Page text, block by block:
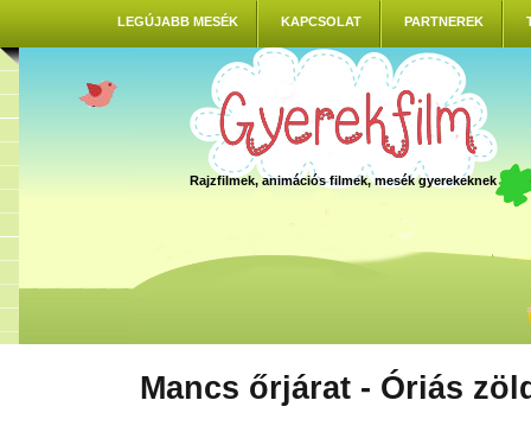
LEGÚJABB MESÉK KAPCSOLAT PARTNEREK
Rajzfilmek, animációs filmek, mesék gyerekeknek
Mancs őrjárat - Óriás